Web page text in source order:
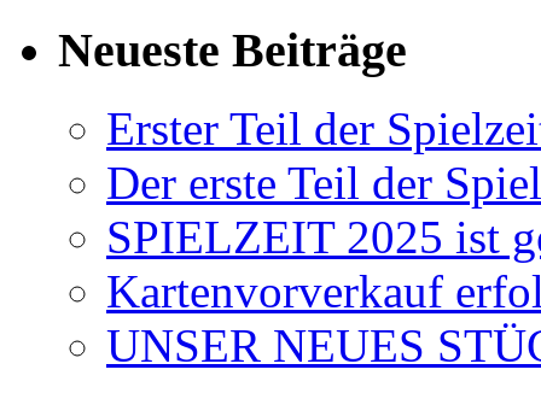
Neueste Beiträge
Erster Teil der
Der erste Teil der
SPIELZEIT 2025 ist
Kartenvorverkauf
UNSER NEUES